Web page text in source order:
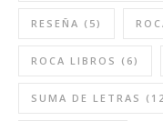
RESEÑA (5)
ROCA LIBROS (6)
SUMA DE LETRAS